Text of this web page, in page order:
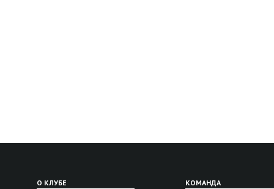
О КЛУБЕ
КОМАНДА